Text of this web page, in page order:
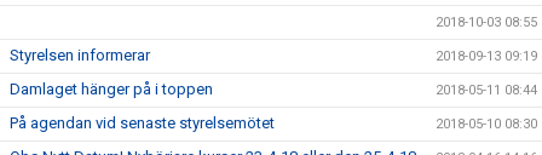
2018-10-03 08:55
Styrelsen informerar 2018-09-13 09:19
Damlaget hänger på i toppen 2018-05-11 08:44
På agendan vid senaste styrelsemötet 2018-05-10 08:30